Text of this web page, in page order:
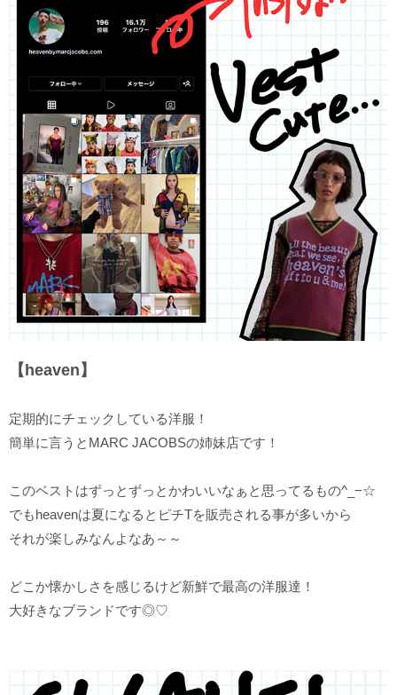
【heaven】
定期的にチェックしている洋服！
簡単に言うとMARC JACOBSの姉妹店です！
このベストはずっとずっとかわいいなぁと思ってるもの^_−☆
でもheavenは夏になるとピチTを販売される事が多いから
それが楽しみなんよなあ～～
どこか懐かしさを感じるけど新鮮で最高の洋服達！
大好きなブランドです◎♡